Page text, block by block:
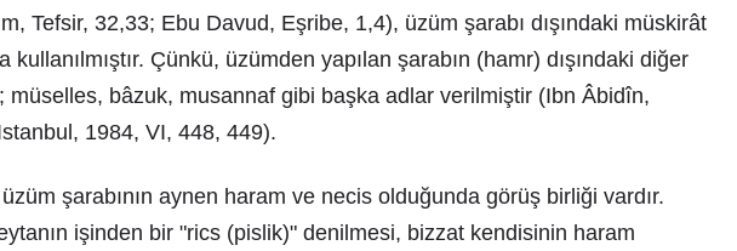
Tefsir, 32,33; Ebu Davud, Eşribe, 1,4), üzüm şarabı dışındaki müskirât
kullanılmıştır. Çünkü, üzümden yapılan şarabın (hamr) dışındaki diğer
müselles, bâzuk, musannaf gibi başka adlar verilmiştir (Ibn Âbidîn,
1984, VI, 448, 449).
şarabının aynen haram ve necis olduğunda görüş birliği vardır.
işinden bir "rics (pislik)" denilmesi, bizzat kendisinin haram